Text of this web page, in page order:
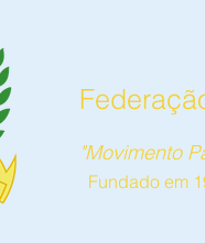
"Movimento
Fundado em